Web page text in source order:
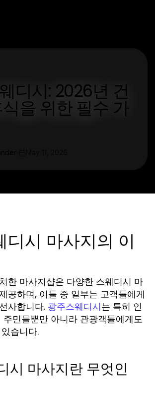
디시: 2026년 건
을 위한 필수 가
디시 마사지의 이
한 마사지샵은 다양한 스웨디시 마
공하며, 이들 중 일부는 고객들에게
사합니다. 광주스웨디시는 특히 인
주민들뿐만 아니라 관광객들에게도
습니다.
시 마사지란 무엇인